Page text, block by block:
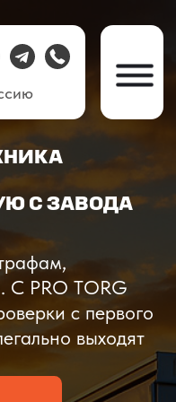
из Китая